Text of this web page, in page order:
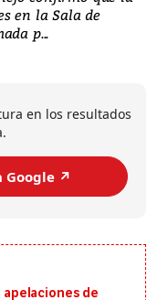
en la Sala de
p...
en los resultados
Google ↗️
apelaciones de